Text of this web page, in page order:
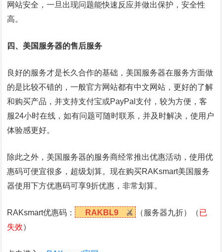
网站安全，一旦出现问题能快速反应并做出保护，安全性
高。
四、美国服务器的售后服务
良好的服务才是长久合作的基础，美国服务器在服务方面做
的是比较不错的，一般官方网站都有中文网站，更好的了解
和购买产品，并支持支付宝或PayPal支付，较为方便，客
服24小时在线，如有问题可随时联系，并及时解决，使用户
体验感更好。
除此之外，美国服务器的服务商经常推出优惠活动，使用优
惠码可便宜很多，超级划算。现在购买RAKsmart美国服务
器使用下方优惠码可享9折优惠，非常划算。
RAKsmart优惠码： RAKBL9 （服务器九折）（已
失效）